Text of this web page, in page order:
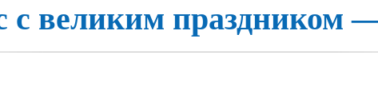
с ве­ли­ким праз­дни­ком